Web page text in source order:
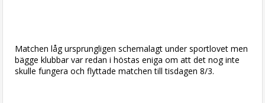
Matchen låg ursprungligen schemalagt under sportlovet men
bägge klubbar var redan i höstas eniga om att det nog inte
skulle fungera och flyttade matchen till tisdagen 8/3.